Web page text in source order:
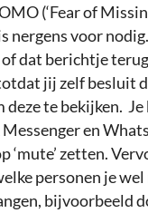
(‘Fear of
nergens voor
dat berichtje
jij zelf besluit
deze te bekijken.
Messenger en
‘mute’ zetten.
personen je
bijvoorbeeld